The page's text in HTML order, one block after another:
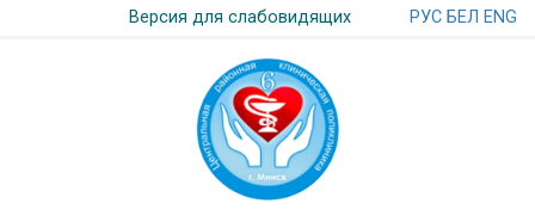
Версия для слабовидящих РУС БЕЛ ENG